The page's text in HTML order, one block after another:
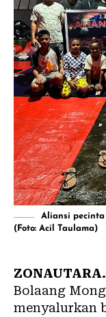
Aliansi
(Foto: Acil Taulama)
Bolaang
menyalurkan